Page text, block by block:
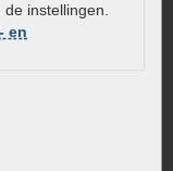
instellingen.
en